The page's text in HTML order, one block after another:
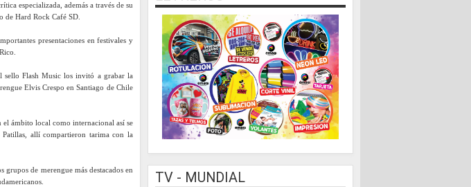
especializada, además a través de su
de Hard Rock Café SD.
presentaciones en festivales y
sello Flash Music los invitó a grabar la
Elvis Crespo en Santiago de Chile
ámbito local como internacional así se
allí compartieron tarima con la
de merengue más destacados en
TV - MUNDIAL